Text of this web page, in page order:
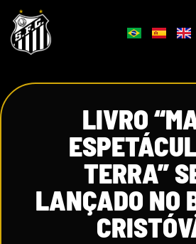
LIVRO
TERRA”
LANÇADO NO